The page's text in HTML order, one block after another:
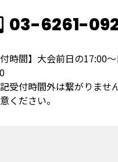
03-6261-
付時間】大会前日の17:00
受付時間外は繋がりませ
ください。